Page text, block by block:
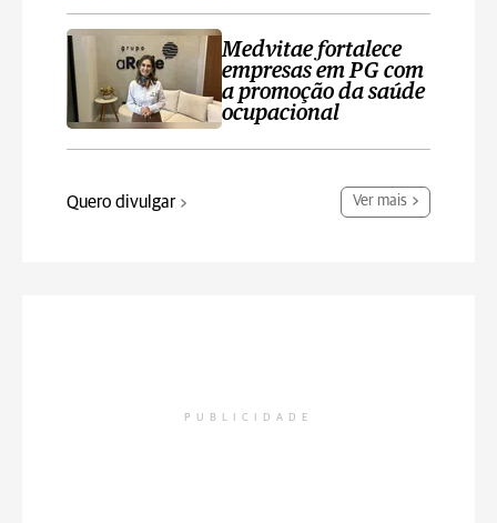
Medvitae fortalece
empresas em PG com
a promoção da saúde
ocupacional
Quero divulgar Ver mais
PUBLICIDADE